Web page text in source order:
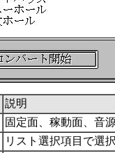
説明
固定面、稼動面、音
リスト選択項目で選